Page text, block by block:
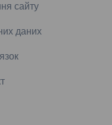
сайту
даних